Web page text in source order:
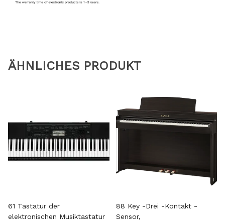
ÄHNLICHES PRODUKT
61 Tastatur der
elektronischen Musiktastatur
88 Key -Drei -Kontakt -
Sensor,